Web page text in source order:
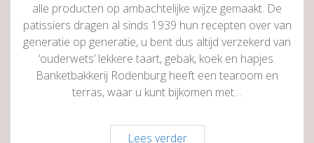
alle producten op ambachtelijke wijze gemaakt. De
patissiers dragen al sinds 1939 hun recepten over van
generatie op generatie, u bent dus altijd verzekerd van
‘ouderwets’ lekkere taart, gebak, koek en hapjes.
Banketbakkerij Rodenburg heeft een tearoom en
terras, waar u kunt bijkomen met…
Lees verderBanketbakkerij